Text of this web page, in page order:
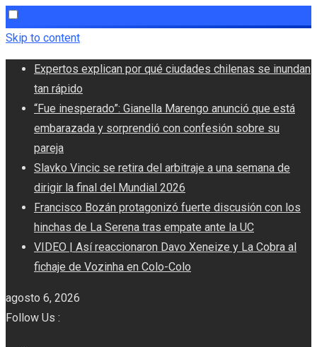
Skip to content
Expertos explican por qué ciudades chilenas se inundan
tan rápido
“Fue inesperado”: Gianella Marengo anunció que está
embarazada y sorprendió con confesión sobre su
pareja
Slavko Vincic se retira del arbitraje a una semana de
dirigir la final del Mundial 2026
Francisco Bozán protagonizó fuerte discusión con los
hinchas de La Serena tras empate ante la UC
VIDEO | Así reaccionaron Davo Xeneize y La Cobra al
fichaje de Vozinha en Colo-Colo
agosto 6, 2026
Follow Us :